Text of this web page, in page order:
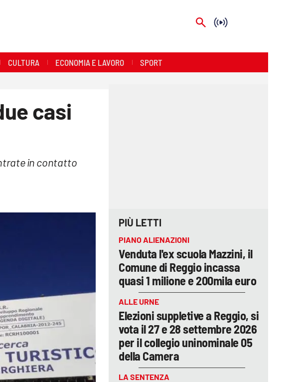
CULTURA ECONOMIA E LAVORO SPORT
casi
in contatto
PIÙ LETTI
PIANO ALIENAZIONI
Venduta l'ex scuola Mazzini, il
Comune di Reggio incassa
quasi 1 milione e 200mila euro
ALLE URNE
Elezioni suppletive a Reggio, si
vota il 27 e 28 settembre 2026
per il collegio uninominale 05
della Camera
LA SENTENZA